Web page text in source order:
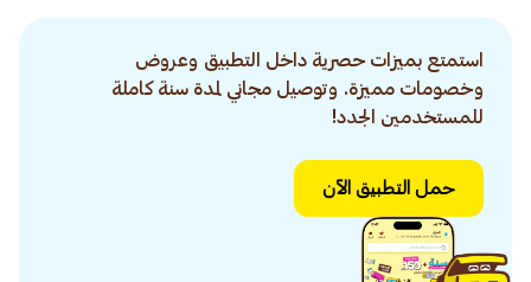
استمتع بميزات حصرية داخل التطبيق وعروض
وخصومات مميزة. وتوصيل مجاني لمدة سنة كاملة
للمستخدمين الجدد!
حمل التطبيق الآن